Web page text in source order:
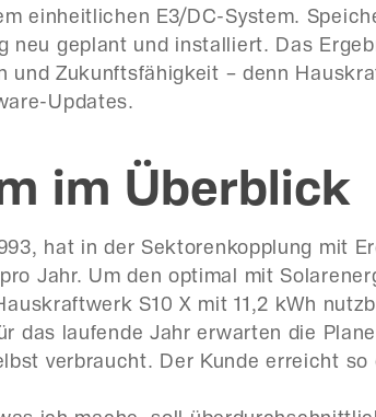
einheitlichen E3/DC-System.
neu geplant und installiert. Das
und Zukunftsfähigkeit – denn
Updates.
im Überblick
hat in der Sektorenkopplung mit
Jahr. Um den optimal mit
S10 X mit 11,2 kWh
das laufende Jahr erwarten die
verbraucht. Der Kunde erreicht